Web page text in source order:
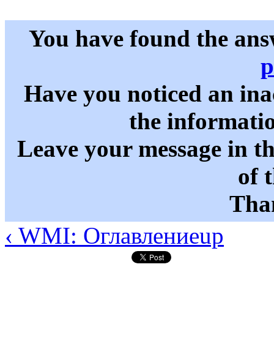
You have found the
Have you noticed an
the
Leave your message in
of
‹ WMI: Оглавлениеup